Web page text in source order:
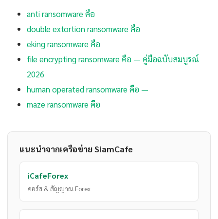
anti ransomware คือ
double extortion ransomware คือ
eking ransomware คือ
file encrypting ransomware คือ — คู่มือฉบับสมบูรณ์
2026
human operated ransomware คือ —
maze ransomware คือ
แนะนำจากเครือข่าย SiamCafe
iCafeForex
คอร์ส & สัญญาณ Forex